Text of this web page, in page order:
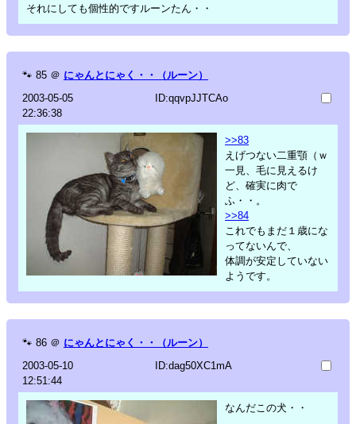
それにしても個性的ですルーンたん・・
🐾 85 ＠ にゃんとにゃく・・（ルーン）
2003-05-05
22:36:38
ID:qqvpJJTCAo
>>83
えげつない二重顎（ｗ
一見、毛に見えるけ
ど、確実に肉で
ふ・・。
>>84
これでもまだ１歳にな
ってないんで、
体調が安定していない
ようです。
🐾 86 ＠ にゃんとにゃく・・（ルーン）
2003-05-10
12:51:44
ID:dag50XC1mA
なんだこの犬・・